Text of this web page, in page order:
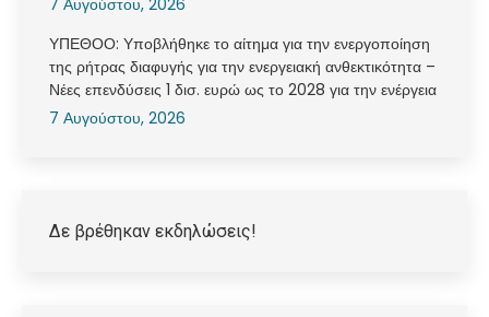
7 Αυγούστου, 2026
ΥΠΕΘΟΟ: Υποβλήθηκε το αίτημα για την ενεργοποίηση
της ρήτρας διαφυγής για την ενεργειακή ανθεκτικότητα –
Νέες επενδύσεις 1 δισ. ευρώ ως το 2028 για την ενέργεια
7 Αυγούστου, 2026
Δε βρέθηκαν εκδηλώσεις!